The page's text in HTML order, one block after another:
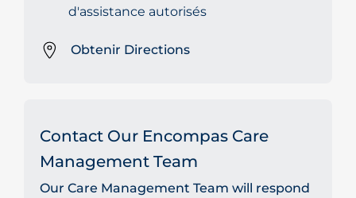
d'assistance autorisés
Obtenir Directions
Contact Our Encompas Care
Management Team
Our Care Management Team will respond